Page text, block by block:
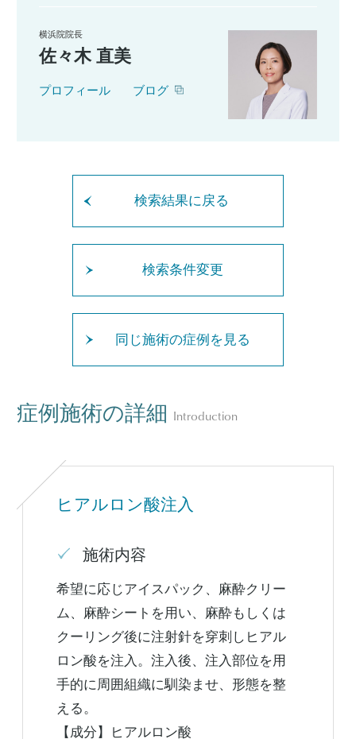
横浜院院長
佐々木 直美
プロフィール ブログ
検索結果に戻る
検索条件変更
同じ施術の症例を見る
症例施術の詳細 Introduction
ヒアルロン酸注入
施術内容
希望に応じアイスパック、麻酔クリー
ム、麻酔シートを用い、麻酔もしくは
クーリング後に注射針を穿刺しヒアル
ロン酸を注入。注入後、注入部位を用
手的に周囲組織に馴染ませ、形態を整
える。
【成分】ヒアルロン酸